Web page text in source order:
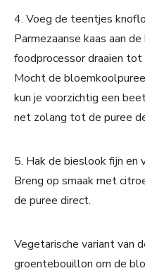
4. Voeg de teentjes
Parmezaanse kaas aan
foodprocessor draaien
Mocht de
kun je voorzichtig een
net zolang tot de puree
5. Hak de bieslook fijn en
Breng op smaak met
de puree direct.
Vegetarische variant van
groentebouillon om de